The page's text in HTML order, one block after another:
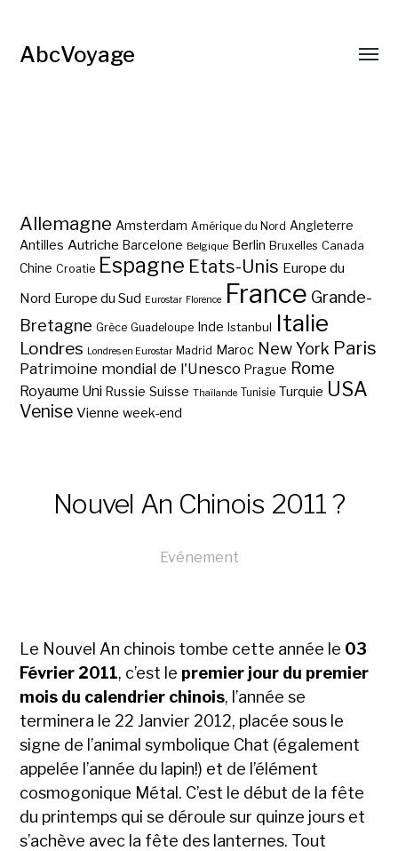
AbcVoyage
Allemagne Amsterdam Amérique du Nord Angleterre
Antilles Autriche Barcelone Belgique Berlin Bruxelles Canada
Chine Croatie Espagne Etats-Unis Europe du
Nord Europe du Sud Eurostar Florence France Grande-
Bretagne Grèce Guadeloupe Inde Istanbul Italie
Londres Londres en Eurostar Madrid Maroc New York Paris
Patrimoine mondial de l'Unesco Prague Rome
Royaume Uni Russie Suisse Thaïlande Tunisie Turquie USA
Venise Vienne week-end
Nouvel An Chinois 2011 ?
Evénement
Le Nouvel An chinois tombe cette année le 03
Février 2011, c’est le premier jour du premier
mois du calendrier chinois, l’année se
terminera le 22 Janvier 2012, placée sous le
signe de l’animal symbolique Chat (également
appelée l’année du lapin!) et de l’élément
cosmogonique Métal. C’est le début de la fête
du printemps qui se déroule sur quinze jours et
s’achève avec la fête des lanternes. Tout